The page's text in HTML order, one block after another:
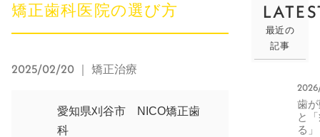
矯正歯科医院の選び方
2025/02/20 ｜ 矯正治療
愛知県刈谷市 NICO矯正歯
科
最近の
記事
歯
と
る